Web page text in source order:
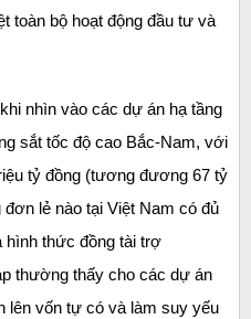
toàn bộ hoạt động đầu tư và
nhìn vào các dự án hạ tầng
sắt tốc độ cao Bắc-Nam, với
tỷ đồng (tương đương 67 tỷ
lẻ nào tại Việt Nam có đủ
hình thức đồng tài trợ
thường thấy cho các dự án
lên vốn tự có và làm suy yếu